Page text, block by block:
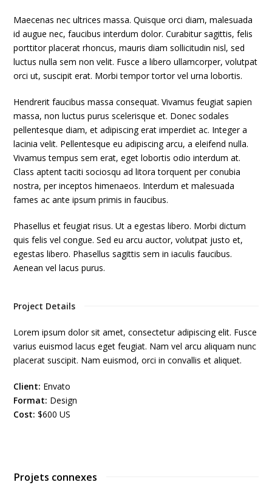
Maecenas nec ultrices massa. Quisque orci diam, malesuada
id augue nec, faucibus interdum dolor. Curabitur sagittis, felis
porttitor placerat rhoncus, mauris diam sollicitudin nisl, sed
luctus nulla sem non velit. Fusce a libero ullamcorper, volutpat
orci ut, suscipit erat. Morbi tempor tortor vel urna lobortis.
Hendrerit faucibus massa consequat. Vivamus feugiat sapien
massa, non luctus purus scelerisque et. Donec sodales
pellentesque diam, et adipiscing erat imperdiet ac. Integer a
lacinia velit. Pellentesque eu adipiscing arcu, a eleifend nulla.
Vivamus tempus sem erat, eget lobortis odio interdum at.
Class aptent taciti sociosqu ad litora torquent per conubia
nostra, per inceptos himenaeos. Interdum et malesuada
fames ac ante ipsum primis in faucibus.
Phasellus et feugiat risus. Ut a egestas libero. Morbi dictum
quis felis vel congue. Sed eu arcu auctor, volutpat justo et,
egestas libero. Phasellus sagittis sem in iaculis faucibus.
Aenean vel lacus purus.
Project Details
Lorem ipsum dolor sit amet, consectetur adipiscing elit. Fusce
varius euismod lacus eget feugiat. Nam vel arcu aliquam nunc
placerat suscipit. Nam euismod, orci in convallis et aliquet.
Client: Envato
Format: Design
Cost: $600 US
Projets connexes